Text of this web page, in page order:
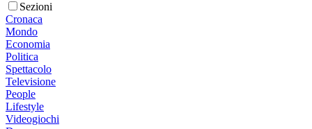
Sezioni
Cronaca
Mondo
Economia
Politica
Spettacolo
Televisione
People
Lifestyle
Videogiochi